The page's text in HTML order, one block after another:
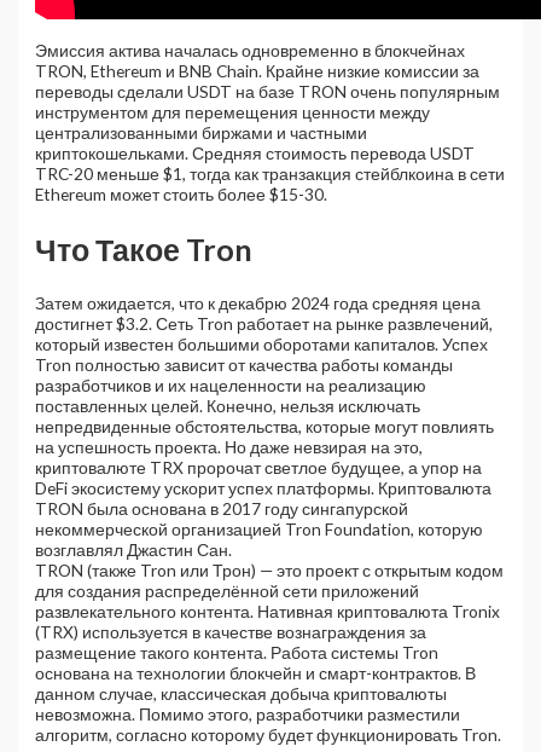
Эмиссия актива началась одновременно в блокчейнах
TRON, Ethereum и BNB Chain. Крайне низкие комиссии за
переводы сделали USDT на базе TRON очень популярным
инструментом для перемещения ценности между
централизованными биржами и частными
криптокошельками. Средняя стоимость перевода USDT
TRC-20 меньше $1, тогда как транзакция стейблкоина в сети
Ethereum может стоить более $15-30.
Что Такое Tron
Затем ожидается, что к декабрю 2024 года средняя цена
достигнет $3.2. Сеть Tron работает на рынке развлечений,
который известен большими оборотами капиталов. Успех
Tron полностью зависит от качества работы команды
разработчиков и их нацеленности на реализацию
поставленных целей. Конечно, нельзя исключать
непредвиденные обстоятельства, которые могут повлиять
на успешность проекта. Но даже невзирая на это,
криптовалюте TRX пророчат светлое будущее, а упор на
DeFi экосистему ускорит успех платформы. Криптовалюта
TRON была основана в 2017 году сингапурской
некоммерческой организацией Tron Foundation, которую
возглавлял Джастин Сан.
TRON (также Tron или Трон) — это проект с открытым кодом
для создания распределённой сети приложений
развлекательного контента. Нативная криптовалюта Tronix
(TRX) используется в качестве вознаграждения за
размещение такого контента. Работа системы Tron
основана на технологии блокчейн и смарт-контрактов. В
данном случае, классическая добыча криптовалюты
невозможна. Помимо этого, разработчики разместили
алгоритм, согласно которому будет функционировать Tron.